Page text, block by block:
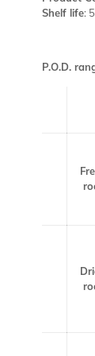
Shelf life:
P.O.D.